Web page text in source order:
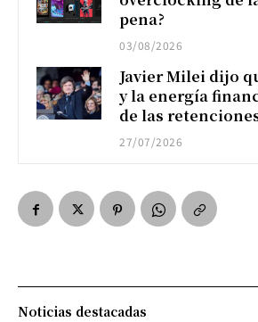
pena?
03/08/2026
Javier Milei dijo
y la energía
de las
27/07/2026
Noticias destacadas